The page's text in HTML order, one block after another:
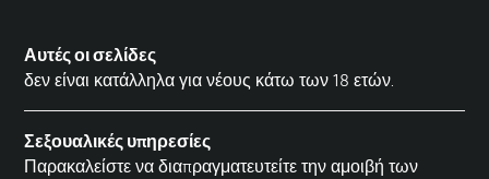
Αυτές οι σελίδες
δεν είναι κατάλληλα για νέους κάτω των 18 ετών.
Σεξουαλικές υπηρεσίες
Παρακαλείστε να διαπραγματευτείτε την αμοιβή των